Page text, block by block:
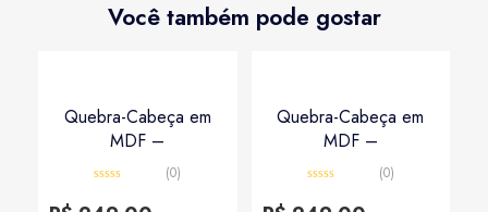
Você também pode gostar
Quebra-Cabeça em
MDF –
0
(0)
Quebra-Cabeça em
MDF –
0
(0)